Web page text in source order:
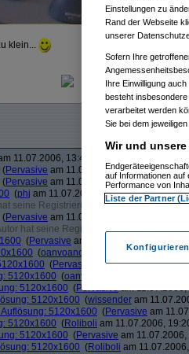
klein...
11.07.2006, 13:40:39)
(Pervasive am 11.07.2006, 13:41:12)
(Pervasive am 11.07.2006, 13:51:49)
(phj am 11.07.2006, 13:52:12)
seine Registrierung nicht bestätigt(
(Pervasive am 11.07.2006, 13:41:43)
hat seine Registrierung nicht bestätigt(
(Pervasive am 11.07.2006, 13:43:22)
(oanvoanc
am 11.07.2006, 19:06:23)
(Pervasive
am 11.07.2006,
5120x1600 (oanvoanc
5120x1600 (Pervasiveam 11.07.2006,
5120x1600 (wissender am
5120x1600 (Pervasive am
5120x1600 (Roliboli am 11.07.2006,
5120x1600 (Pervasive am 11.07.2006,
5120x1600 (Roliboli am
Einstellungen zu
Rand der Webseite
unserer
Sofern Ihre
Ihre Einwilligung
besteht
verarbeitet werden
Sie bei dem
Wir und
auf Informationen auf
Performance von
Liste der Partner
Konfigurieren